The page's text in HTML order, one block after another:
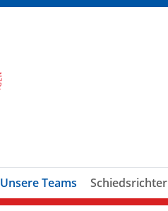
Unsere Teams Schiedsrichter